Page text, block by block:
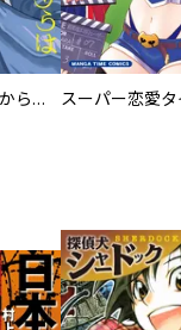
ミズダコちゃんからは逃げられない！